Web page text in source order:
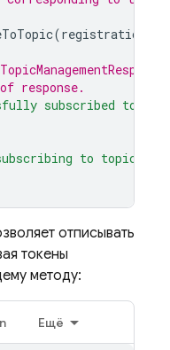
(
response.
subscribed to
to topic:'
отписывать
токены
методу:
Ещё